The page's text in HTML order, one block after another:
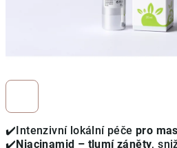
✔️Intenzivní lokální péče pro
✔️Niacinamid – tlumí záněty,